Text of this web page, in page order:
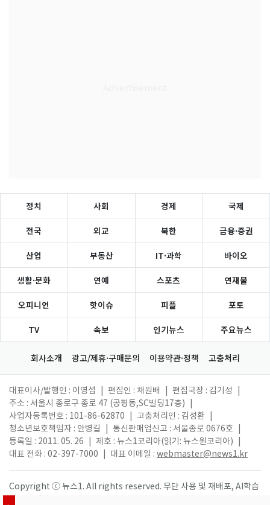
정치 사회 경제 국제
전국 외교 북한 금융·증권
산업 부동산 IT·과학 바이오
생활·문화 연예 스포츠 연재물
오피니언 핫이슈 피플 포토
TV 속보 인기뉴스 주요뉴스
회사소개 광고/제휴·구매문의 이용약관·정책 고충처리
대표이사/발행인 : 이영섭 편집인 : 채원배 편집국장 : 김기성
주소 : 서울시 종로구 종로 47 (공평동,SC빌딩17층)
사업자등록번호 : 101-86-62870
고충처리인 : 김성환
청소년보호책임자 : 안병길
통신판매업신고 : 서울종로 0676호
등록일 : 2011. 05. 26
제호 : 뉴스1코리아(읽기: 뉴스원코리아)
대표 전화 : 02-397-7000
대표 이메일 : webmaster@news1.kr
Copyright ⓒ 뉴스1. All rights reserved. 무단 사용 및 재배포, AI학습